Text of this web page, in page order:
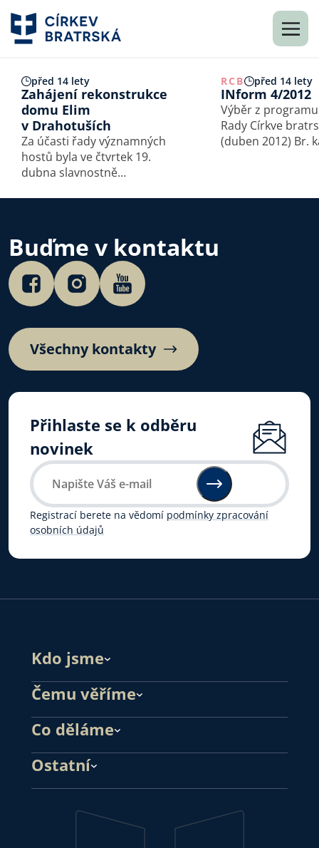
před 14 lety
Zahájení rekonstrukce
domu Elim
v Drahotuších
Za účasti řady významných
hostů byla ve čtvrtek 19.
dubna slavnostně
bratrské v Hranicích tak
mimořádným způsobem
rozšiřuje svou službu
veřejnosti (viz…
RCB před 14 lety
INform 4/2012
Výběr z
Rady Církve
(duben 2012) Br. kaz. Tadeáš
Buďme v kontaktu
Všechny kontakty
Přihlaste se k odběru
novinek
Registrací berete na vědomí podmínky zpracování
osobních údajů
Kdo jsme
Čemu věříme
Co děláme
Ostatní